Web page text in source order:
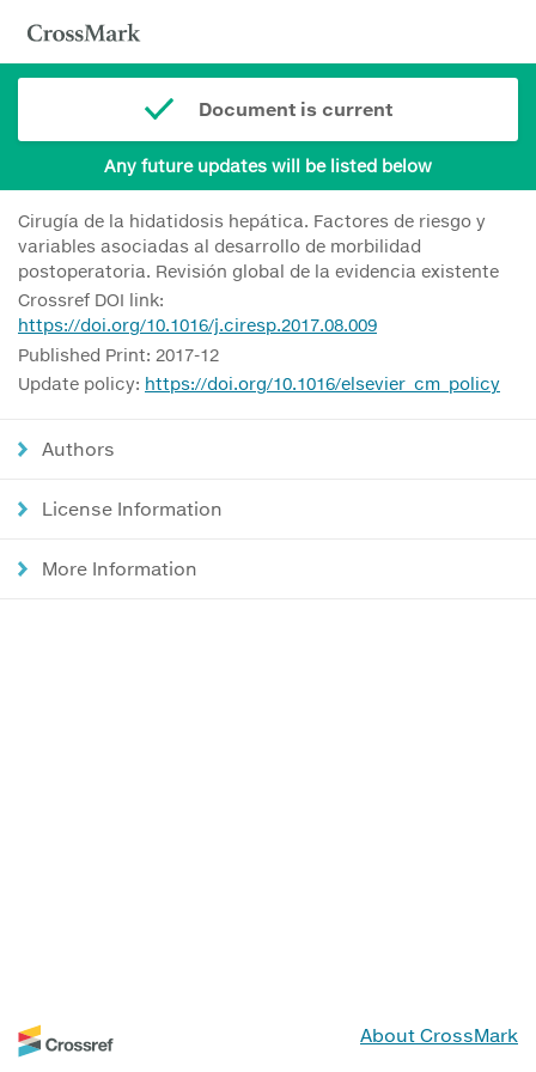
Document is current
Any future updates will be listed below
Cirugía de la hidatidosis hepática. Factores de riesgo y
variables asociadas al desarrollo de morbilidad
postoperatoria. Revisión global de la evidencia existente
Crossref DOI link:
https://doi.org/10.1016/j.ciresp.2017.08.009
Published Print: 2017-12
Update policy: https://doi.org/10.1016/elsevier_cm_policy
Authors
License Information
More Information
About CrossMark